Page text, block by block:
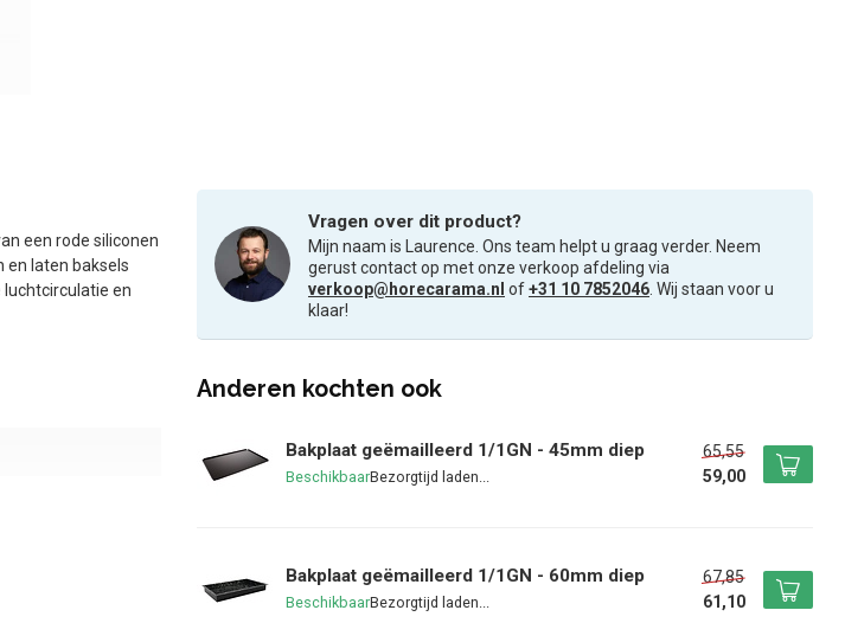
een rode siliconen
en laten baksels
en
Vragen over dit product?
Mijn naam is Laurence. Ons team helpt u graag verder. Neem
gerust contact op met onze verkoop afdeling via
verkoop@horecarama.nl of+31 10 7852046 . Wij staan voor u
klaar!
Anderen kochten ook
Bakplaat geëmailleerd 1/1GN - 45mm diep
Beschikbaar
65,55
59,00
Bakplaat geëmailleerd 1/1GN - 60mm diep
Beschikbaar
67,85
61,10